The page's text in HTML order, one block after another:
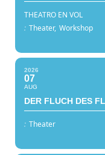
THEATRO EN VOL
: Theater, Workshop
2026
07
AUG
DER FLUCH DES
: Theater